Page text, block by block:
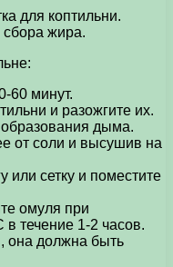
для коптильни.
жира.
60 минут.
и разожгите их.
дыма.
от соли и высушив на
или сетку и поместите
омуля при
в течение 1-2 часов.
она должна быть